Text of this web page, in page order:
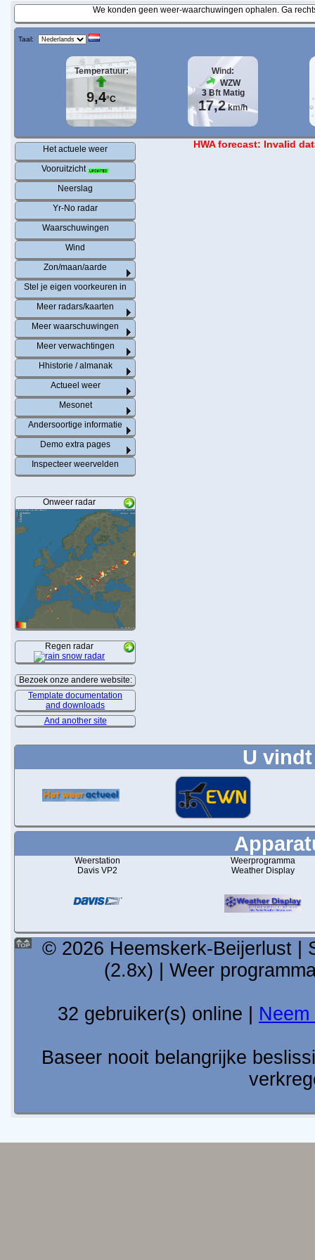
We konden geen weer-waarchuwingen ophalen. Ga
Taal:
Temperatuur:
9,4°C
Wind:
WZW
3Bft Matig
17,2km/h
Het actuele weer
Vooruitzicht
Neerslag
Yr-No radar
Waarschuwingen
Wind
Zon/maan/aarde
Stel je eigen voorkeuren in
Meer radars/kaarten
Meer waarschuwingen
Meer verwachtingen
Hhistorie / almanak
Actueel weer
Mesonet
Andersoortige informatie
Demo extra pages
Inspecteer weervelden
Onweer radar
Regen radar
Bezoek onze andere website:
Template documentation
and downloads
And another site
HWA forecast: Invalid
U
Weerstation
Davis VP2
Weerprogramma
Weather Display
© 2026 Heemskerk-Beijerlust |
(2.8x) | Weer
32 gebruiker(s) online |
Baseer nooit belangrijke